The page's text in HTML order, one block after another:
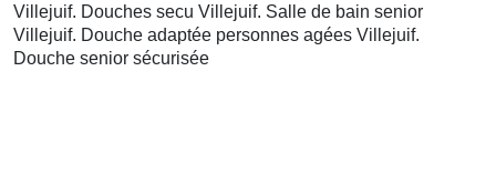
Villejuif. Douches secu Villejuif. Salle de bain senior
Villejuif. Douche adaptée personnes agées Villejuif.
Douche senior sécurisée